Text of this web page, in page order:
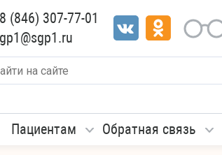
8 (846) 307-77-01
gp1@sgp1.ru
Пациентам Обратная связь